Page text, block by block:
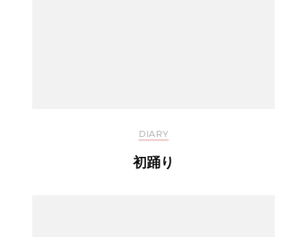
DIARY
初踊り